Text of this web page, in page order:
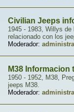
Civilian Jeeps
1945 - 1983, Willys
relacionado con los
Moderador:
M38 Informacion
1950 - 1952, M38,
jeeps M38.
Moderador: